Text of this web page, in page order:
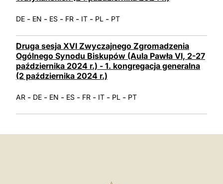
DE - EN - ES - FR - IT - PL - PT
Druga sesja XVI Zwyczajnego Zgromadzenia
Ogólnego Synodu Biskupów (Aula Pawła VI, 2-27
października 2024 r.) - 1. kongregacja generalna
(2 października 2024 r.)
AR - DE - EN - ES - FR - IT - PL - PT